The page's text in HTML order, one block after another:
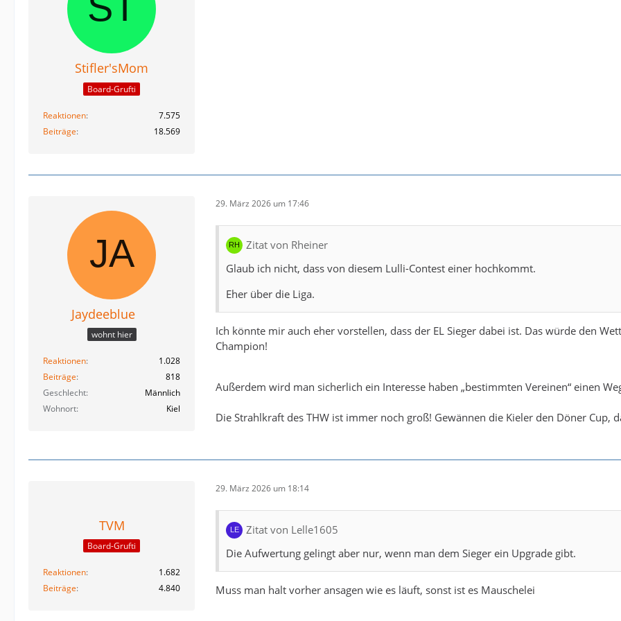
Stifler'sMom
Board-Grufti
Reaktionen
7.575
Beiträge
18.569
Jaydeeblue
wohnt hier
Reaktionen
1.028
Beiträge
818
Geschlecht
Männlich
Wohnort
Kiel
29. März 2026 um 17:46
Zitat von Rheiner
Glaub ich nicht, dass von diesem Lulli-Contest einer hochkommt.
Eher über die Liga.
Ich könnte mir auch eher vorstellen, dass der EL Sieger dabei ist. Das würde den
Champion!
Außerdem wird man sicherlich ein Interesse haben „bestimmten Vereinen“ einen
Die Strahlkraft des THW ist immer noch groß! Gewännen die Kieler den Döner Cup,
TVM
Board-Grufti
Reaktionen
1.682
Beiträge
4.840
29. März 2026 um 18:14
Zitat von Lelle1605
Die Aufwertung gelingt aber nur, wenn man dem Sieger ein Upgrade gibt.
Muss man halt vorher ansagen wie es läuft, sonst ist es Mauschelei